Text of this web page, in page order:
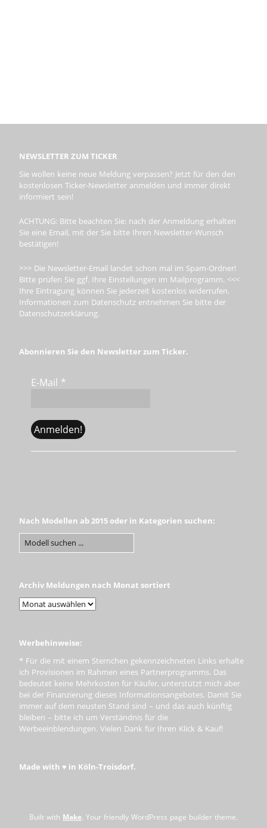
NEWSLETTER ZUM TICKER
Sie wollen keine neue Meldung verpassen? Jetzt für den den
kostenlosen Ticker-Newsletter anmelden und immer direkt
informiert sein!
ACHTUNG: Bitte beachten Sie: nach der Anmeldung erhalten
Sie eine Email, mit der Sie bitte Ihren Newsletter-Wunsch
bestätigen!
>>> Die Newsletter-Email landet schon mal im Spam-Ordner!
Bitte prüfen Sie ggf. Ihre Einstellungen im Mailprogramm. <<<
Ihre Eintragung können Sie jederzeit kostenlos widerrufen.
Informationen zum Datenschutz entnehmen Sie bitte der
Datenschutzerklärung.
Abonnieren Sie den Newsletter zum Ticker.
E-Mail *
Nach Modellen ab 2015 oder in Kategorien suchen:
Archiv Meldungen nach Monat sortiert
Werbehinweise:
* Für die mit einem Sternchen gekennzeichneten Links erhalte
ich Provisionen im Rahmen eines Partnerprogramms. Das
bedeutet keine Mehrkosten für Käufer, unterstützt mich aber
bei der Finanzierung dieses Informationsangebotes. Damit Sie
immer auf dem neusten Stand sind – und das auch künftig
bleiben – bitte ich um Verständnis für die
Werbeeinblendungen. Vielen Dank für Ihren Klick & Kauf!
Made with ♥ in Köln-Troisdorf.
Built with Make. Your friendly WordPress page builder theme.